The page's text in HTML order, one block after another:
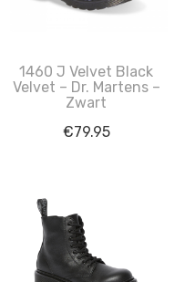
1460 J Velvet Black
Velvet – Dr. Martens –
Zwart
€79.95